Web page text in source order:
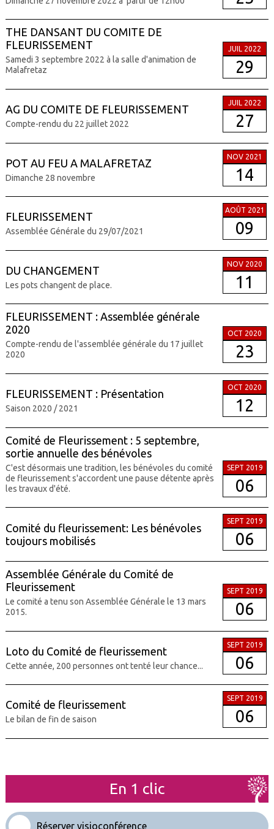
THE DANSANT DU COMITE DE
FLEURISSEMENT
Samedi 3 septembre 2022 à la salle d'animation de
Malafretaz
JUIL 2022
29
AG DU COMITE DE FLEURISSEMENT
Compte-rendu du 22 juillet 2022
JUIL 2022
27
POT AU FEU A MALAFRETAZ
Dimanche 28 novembre
NOV 2021
14
FLEURISSEMENT
Assemblée Générale du 29/07/2021
AOÛT 2021
09
DU CHANGEMENT
Les pots changent de place.
NOV 2020
11
FLEURISSEMENT : Assemblée générale
2020
Compte-rendu de l'assemblée générale du 17 juillet
2020
OCT 2020
23
FLEURISSEMENT : Présentation
Saison 2020 / 2021
OCT 2020
12
Comité de Fleurissement : 5 septembre,
sortie annuelle des bénévoles
C'est désormais une tradition, les bénévoles du comité
de fleurissement s'accordent une pause détente après
les travaux d'été.
SEPT 2019
06
Comité du fleurissement: Les bénévoles
toujours mobilisés
SEPT 2019
06
Assemblée Générale du Comité de
Fleurissement
Le comité a tenu son Assemblée Générale le 13 mars
2015.
SEPT 2019
06
Loto du Comité de fleurissement
Cette année, 200 personnes ont tenté leur chance...
SEPT 2019
06
Comité de fleurissement
Le bilan de fin de saison
SEPT 2019
06
En 1 clic
Réserver visioconférence